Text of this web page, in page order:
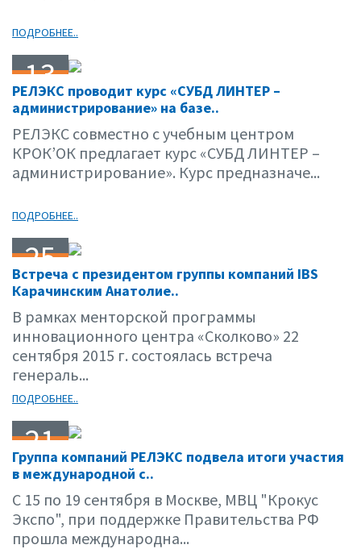
ПОДРОБНЕЕ..
13
10.15
РЕЛЭКС проводит курс «СУБД ЛИНТЕР –
администрирование» на базе..
РЕЛЭКС совместно с учебным центром
КРОК’ОК предлагает курс «СУБД ЛИНТЕР –
администрирование». Курс предназначе...
ПОДРОБНЕЕ..
25
09.15
Встреча с президентом группы компаний IBS
Карачинским Анатолие..
В рамках менторской программы
инновационного центра «Сколково» 22
сентября 2015 г. состоялась встреча
генераль...
ПОДРОБНЕЕ..
21
09.15
Группа компаний РЕЛЭКС подвела итоги участия
в международной с..
С 15 по 19 сентября в Москве, МВЦ "Крокус
Экспо", при поддержке Правительства РФ
прошла международна...